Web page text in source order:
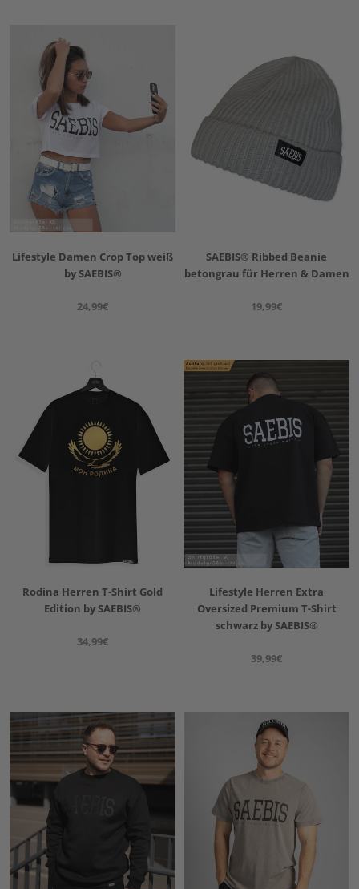
Lifestyle Damen Crop Top weiß
by SAEBIS®
24,99€
SAEBIS® Ribbed Beanie
betongrau für Herren & Damen
19,99€
Rodina Herren T-Shirt Gold
Edition by SAEBIS®
34,99€
Lifestyle Herren Extra
Oversized Premium T-Shirt
schwarz by SAEBIS®
39,99€